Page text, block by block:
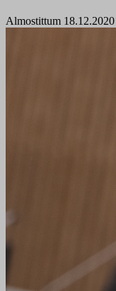
Almostittum 18.12.2020